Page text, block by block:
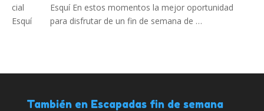
Esquí En estos momentos la mejor oportunidad
para disfrutar de un fin de semana de …
También en Escapadas fin de semana